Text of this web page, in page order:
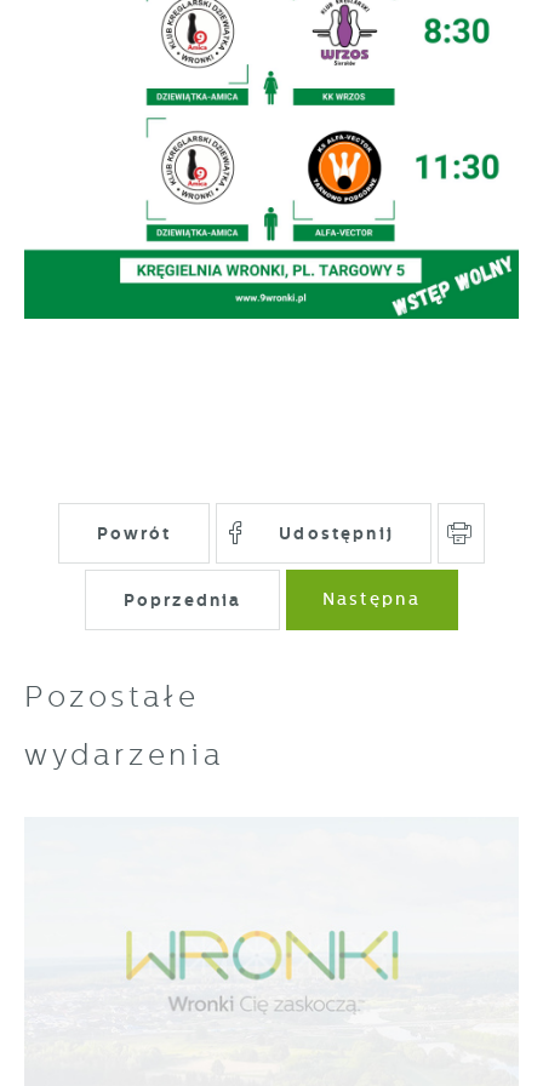
Powrót Udostępnij
Poprzednia Następna
Pozostałe
wydarzenia
gwarantuje dostępność wszystkich
funkcjonalności.
Twoich zwyczajów dotyczących przeglądanej
witryny internetowej. Treści promocyjne
mogą pojawić się na stronach podmiotów
trzecich lub firm będących naszymi
partnerami oraz innych dostawców usług.
Firmy te działają w charakterze
pośredników prezentujących nasze treści w
postaci wiadomości, ofert, komunikatów
mediów społecznościowych.